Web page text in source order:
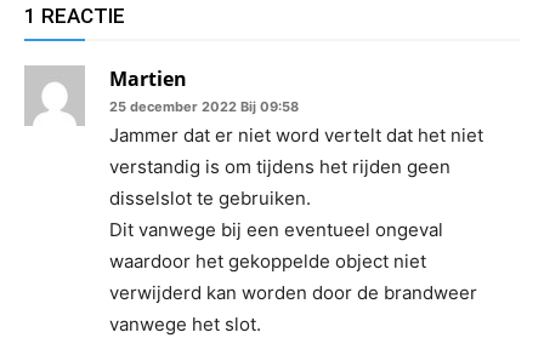
1 REACTIE
Martien
25 december 2022 Bij 09:58
Jammer dat er niet word vertelt dat het niet
verstandig is om tijdens het rijden geen
disselslot te gebruiken.
Dit vanwege bij een eventueel ongeval
waardoor het gekoppelde object niet
verwijderd kan worden door de brandweer
vanwege het slot.